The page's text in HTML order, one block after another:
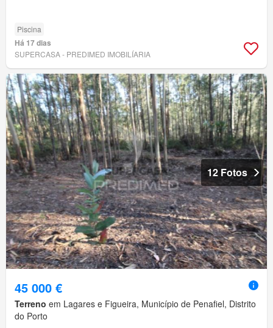
Piscina
Há 17 dias
SUPERCASA - PREDIMED IMOBILÍARIA
12 Fotos
45 000 €
Terreno em Lagares e Figueira, Município de Penafiel, Distrito
do Porto